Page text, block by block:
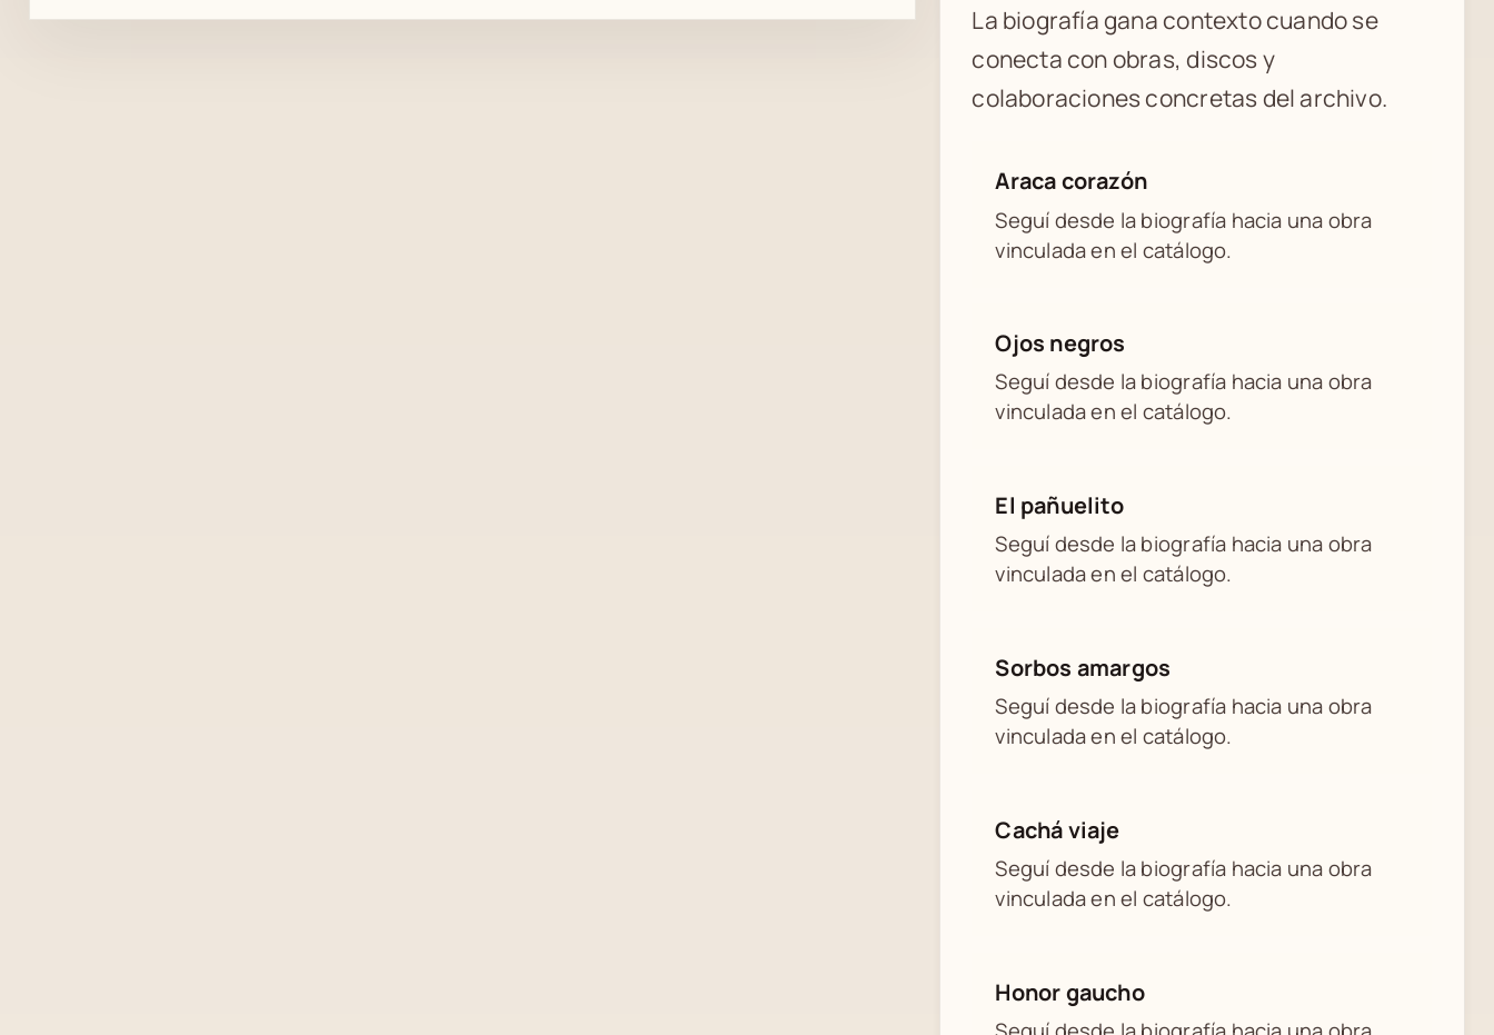
La biografía gana contexto cuando se
conecta con obras, discos y
colaboraciones concretas del archivo.
Araca corazón
Seguí desde la biografía hacia una obra
vinculada en el catálogo.
Ojos negros
Seguí desde la biografía hacia una obra
vinculada en el catálogo.
El pañuelito
Seguí desde la biografía hacia una obra
vinculada en el catálogo.
Sorbos amargos
Seguí desde la biografía hacia una obra
vinculada en el catálogo.
Cachá viaje
Seguí desde la biografía hacia una obra
vinculada en el catálogo.
Honor gaucho